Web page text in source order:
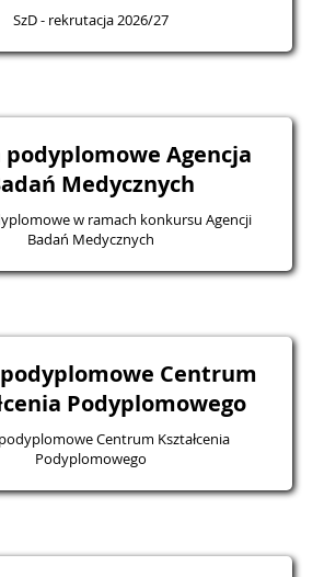
SzD - rekrutacja 2026/27
podyplomowe Agencja
Medycznych
w ramach konkursu Agencji
Badań Medycznych
Centrum
Podyplomowego
Centrum Kształcenia
Podyplomowego